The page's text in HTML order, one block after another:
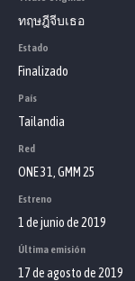
ทฤษฎีจีบเธอ
Estado
Finalizado
País
Tailandia
Red
ONE 31, GMM 25
Estreno
1 de junio de 2019
Última emisión
17 de agosto de 2019